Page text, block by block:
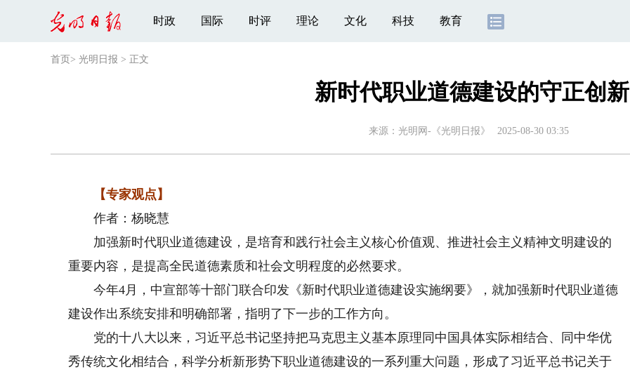
时政 国际 时评 理论 文化 科技 教育
首页 > 光明日报 > 正文
新时代职业道德建设的守正创新
来源： 光明网-《光明日报》 2025-08-30 03:35
【专家观点】
作者：杨晓慧
加强新时代职业道德建设，是培育和践行社会主义核心价值观、推进社会主义精神文明建设的
重要内容，是提高全民道德素质和社会文明程度的必然要求。
今年4月，中宣部等十部门联合印发《新时代职业道德建设实施纲要》，就加强新时代职业道德
建设作出系统安排和明确部署，指明了下一步的工作方向。
党的十八大以来，习近平总书记坚持把马克思主义基本原理同中国具体实际相结合、同中华优
秀传统文化相结合，科学分析新形势下职业道德建设的一系列重大问题，形成了习近平总书记关于